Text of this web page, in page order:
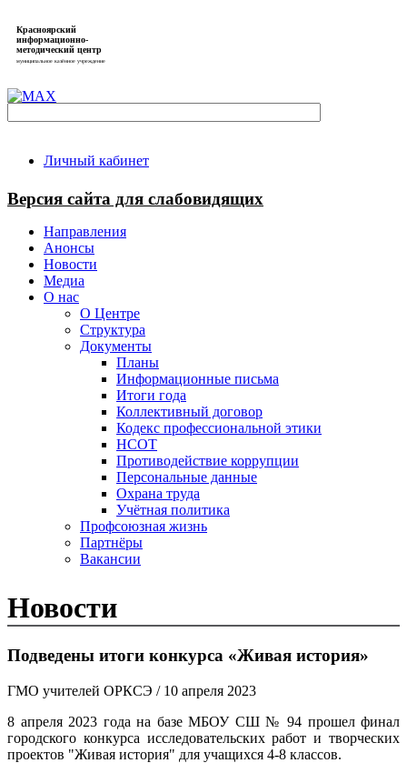
Красноярский
информационно-
методический центр
муниципальное казённое учреждение
Личный кабинет
Версия сайта для слабовидящих
Направления
Анонсы
Новости
Медиа
О нас
О Центре
Структура
Документы
Планы
Информационные письма
Итоги года
Коллективный договор
Кодекс профессиональной этики
НСОТ
Противодействие коррупции
Персональные данные
Охрана труда
Учётная политика
Профсоюзная жизнь
Партнёры
Вакансии
Новости
Подведены итоги конкурса «Живая история»
ГМО учителей ОРКСЭ / 10 апреля 2023
8 апреля 2023 года на базе МБОУ СШ № 94 прошел финал
городского конкурса исследовательских работ и творческих
проектов "Живая история" для учащихся 4-8 классов.